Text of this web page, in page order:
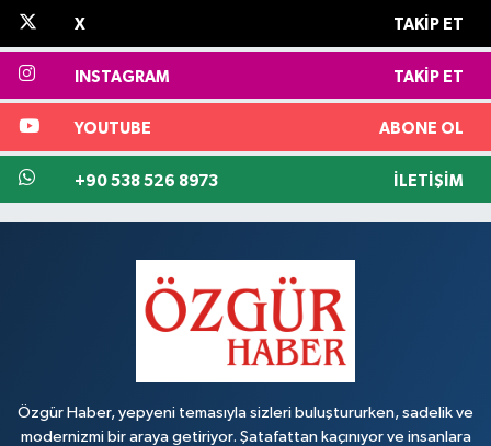
X TAKIP ET
INSTAGRAM TAKIP ET
YOUTUBE ABONE OL
+90 538 526 8973 İLETIŞIM
Özgür Haber, yepyeni temasıyla sizleri buluştururken, sadelik ve
modernizmi bir araya getiriyor. Şatafattan kaçınıyor ve insanlara